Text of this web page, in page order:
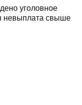
уголовное
невыплата свыше